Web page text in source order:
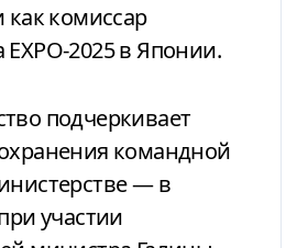
как комиссар
2025 в Японии.
подчеркивает
командной
— в
участии